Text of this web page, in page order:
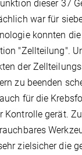
dieser 37
war für
konnten
"Zellteilung".
der
zu beenden
für die
Kontrolle gerät.
zielsicher die